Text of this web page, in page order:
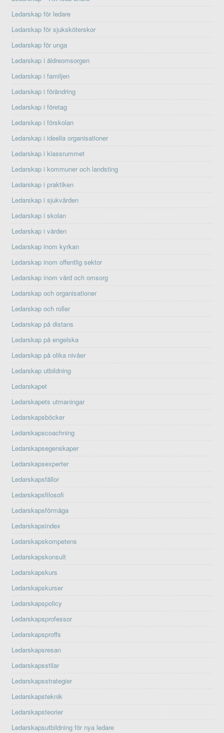
Ledarskap för ledare
Ledarskap för sjuksköterskor
Ledarskap för unga
Ledarskap i äldreomsorgen
Ledarskap i familjen
Ledarskap i förändring
Ledarskap i företag
Ledarskap i förskolan
Ledarskap i ideella organisationer
Ledarskap i klassrummet
Ledarskap i kommuner och landsting
Ledarskap i praktiken
Ledarskap i sjukvården
Ledarskap i skolan
Ledarskap i vården
Ledarskap inom kyrkan
Ledarskap inom offentlig sektor
Ledarskap inom vård och omsorg
Ledarskap och organisationer
Ledarskap och roller
Ledarskap på distans
Ledarskap på engelska
Ledarskap på olika nivåer
Ledarskap utbildning
Ledarskapet
Ledarskapets utmaningar
Ledarskapsböcker
Ledarskapscoachning
Ledarskapsegenskaper
Ledarskapsexperter
Ledarskapsfällor
Ledarskapsfilosofi
Ledarskapsförmåga
Ledarskapsindex
Ledarskapskompetens
Ledarskapskonsult
Ledarskapskurs
Ledarskapskurser
Ledarskapspolicy
Ledarskapsprofessor
Ledarskapsproffs
Ledarskapsresan
Ledarskapsstilar
Ledarskapsstrategier
Ledarskapsteknik
Ledarskapsteorier
Ledarskapsutbildning för nya ledare